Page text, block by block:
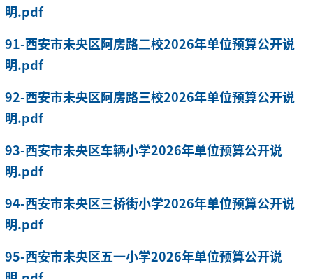
明.pdf
91-西安市未央区阿房路二校2026年单位预算公开说
明.pdf
92-西安市未央区阿房路三校2026年单位预算公开说
明.pdf
93-西安市未央区车辆小学2026年单位预算公开说
明.pdf
94-西安市未央区三桥街小学2026年单位预算公开说
明.pdf
95-西安市未央区五一小学2026年单位预算公开说